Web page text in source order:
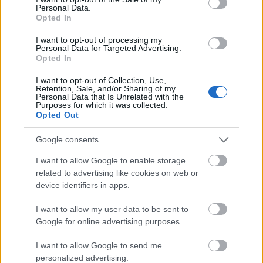
Personal Data.
Opted In
I want to opt-out of processing my
Personal Data for Targeted Advertising.
Opted In
I want to opt-out of Collection, Use,
Retention, Sale, and/or Sharing of my
Personal Data that Is Unrelated with the
Purposes for which it was collected.
Opted Out
Google consents
I want to allow Google to enable storage
related to advertising like cookies on web or
device identifiers in apps.
I want to allow my user data to be sent to
Google for online advertising purposes.
I want to allow Google to send me
personalized advertising.
hagyományos, vagy elektronikus könyv formájában.
És bár pontos információnk nincs arra vonatkozóan,
Mackó úr, az szinte biztos, hogy nem véletlenül
tűnnek fel újra és újra a kedves medvefigurák a
gyerekkönyvek lapjain, vagy a tévé képernyőin, elég
csak a TV Macira, vagy a Dörmögőék kalandjai című
bábfilmsorozatra gondolnunk.
AHíres medvék sorozat első fejezetébenaz idén
már 66 éves Maci Laciról tudhattatok meg néhány
érdekességet. Ha ő is az egyik kedvencetek,
olvassátok el!